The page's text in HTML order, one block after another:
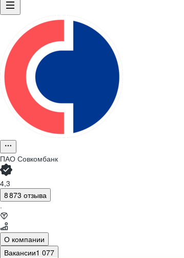
ПАО Совкомбанк
4,3
8 873 отзыва
·
О компании
Вакансии1 077